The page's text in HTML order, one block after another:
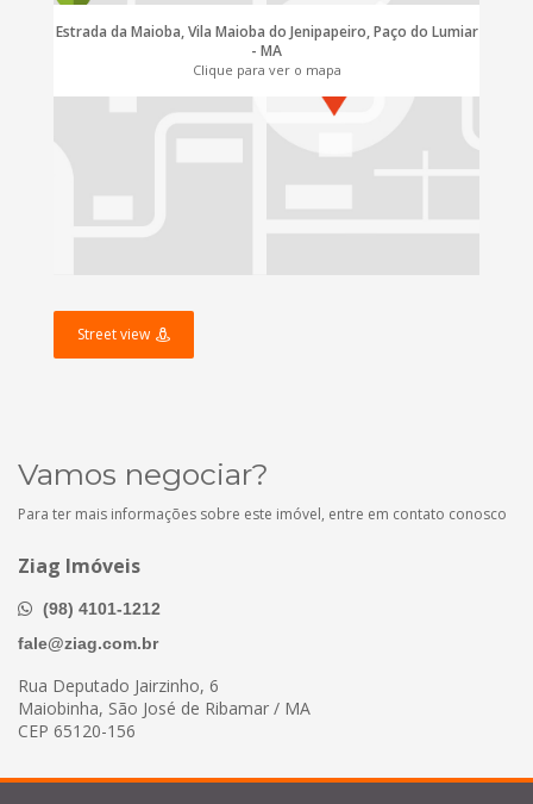
Estrada da Maioba, Vila Maioba do Jenipapeiro, Paço do Lumiar
- MA
Clique para ver o mapa
Street view
Vamos negociar?
Para ter mais informações sobre este imóvel, entre em contato conosco
Ziag Imóveis
(98) 4101-1212
fale@ziag.com.br
Rua Deputado Jairzinho, 6
Maiobinha, São José de Ribamar / MA
CEP 65120-156